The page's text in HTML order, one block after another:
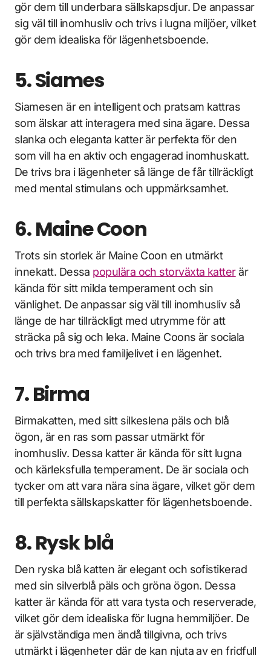
gör dem till underbara sällskapsdjur. De anpassar
sig väl till inomhusliv och trivs i lugna miljöer, vilket
gör dem idealiska för lägenhetsboende.
5. Siames
Siamesen är en intelligent och pratsam kattras
som älskar att interagera med sina ägare. Dessa
slanka och eleganta katter är perfekta för den
som vill ha en aktiv och engagerad inomhuskatt.
De trivs bra i lägenheter så länge de får tillräckligt
med mental stimulans och uppmärksamhet.
6. Maine Coon
Trots sin storlek är Maine Coon en utmärkt
innekatt. Dessa populära och storväxta katterär
kända för sitt milda temperament och sin
vänlighet. De anpassar sig väl till inomhusliv så
länge de har tillräckligt med utrymme för att
sträcka på sig och leka. Maine Coons är sociala
och trivs bra med familjelivet i en lägenhet.
7. Birma
Birmakatten, med sitt silkeslena päls och blå
ögon, är en ras som passar utmärkt för
inomhusliv. Dessa katter är kända för sitt lugna
och kärleksfulla temperament. De är sociala och
tycker om att vara nära sina ägare, vilket gör dem
till perfekta sällskapskatter för lägenhetsboende.
8. Rysk blå
Den ryska blå katten är elegant och sofistikerad
med sin silverblå päls och gröna ögon. Dessa
katter är kända för att vara tysta och reserverade,
vilket gör dem idealiska för lugna hemmiljöer. De
är självständiga men ändå tillgivna, och trivs
utmärkt i lägenheter där de kan njuta av en fridfull